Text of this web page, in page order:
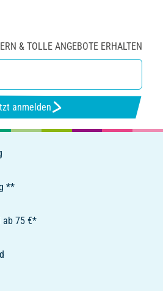
& TOLLE ANGEBOTE ERHALTEN
anmelden
**
ab 75 €*